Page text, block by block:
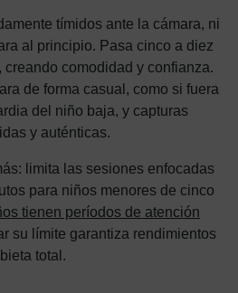
tímidos ante la cámara, ni
al principio. Pasa cinco a diez
comodidad y confianza.
de forma casual, como si fuera
del niño baja, y capturas
y auténticas.
limita las sesiones enfocadas
para niños menores de cinco
tienen períodos de atención
su límite garantiza rendimientos
total.